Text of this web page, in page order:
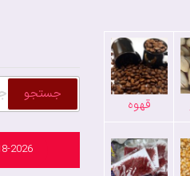
قهوه
جستجو
برای:
2026